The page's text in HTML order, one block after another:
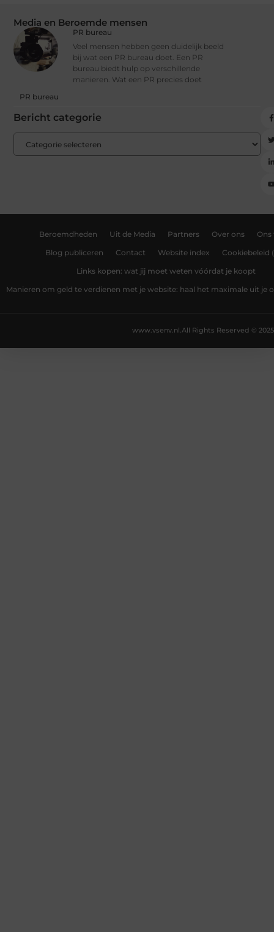
Media en Beroemde mensen
PR bureau
Veel mensen hebben geen duidelijk beeld
bij wat een PR bureau doet. Een PR
bureau biedt hulp op verschillende
manieren. Wat een PR precies doet
PR bureau
Bericht categorie
Beroemdheden Uit de Media Partners Over ons Ons
Blog publiceren Contact Website index Cookiebeleid
Links kopen: wat jij moet weten vóórdat je koopt
Manieren om geld te verdienen met je website: haal het maximale uit je
All Rights Reserved © 2025
www.vsenv.nl.